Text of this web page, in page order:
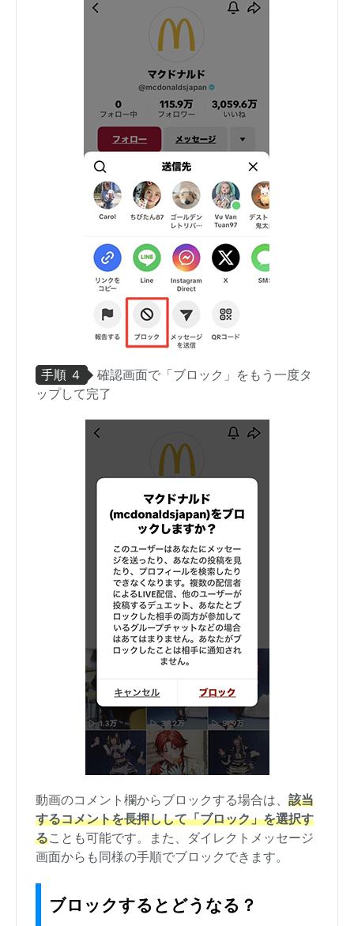
手順 ４
確認画面で「ブロック」をもう一度タ
ップして完了
動画のコメント欄からブロックする場合は、 該当
するコメントを長押しして「ブロック」を選択す
ることも可能です。また、ダイレクトメッセージ
画面からも同様の手順でブロックできます。
ブロックするとどうなる？